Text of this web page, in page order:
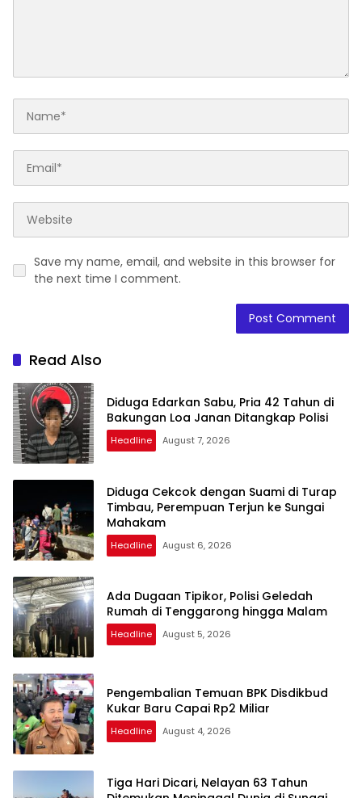
Save my name, email, and website in this browser for
the next time I comment.
Read Also
Diduga Edarkan Sabu, Pria 42 Tahun di
Bakungan Loa Janan Ditangkap Polisi
Headline August 7, 2026
Diduga Cekcok dengan Suami di Turap
Timbau, Perempuan Terjun ke Sungai
Mahakam
Headline August 6, 2026
Ada Dugaan Tipikor, Polisi Geledah
Rumah di Tenggarong hingga Malam
Headline August 5, 2026
Pengembalian Temuan BPK Disdikbud
Kukar Baru Capai Rp2 Miliar
Headline August 4, 2026
Tiga Hari Dicari, Nelayan 63 Tahun